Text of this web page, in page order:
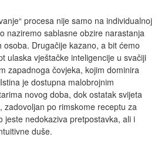
procesa nije samo na individualnoj
naziremo sablasne obzire narastanja
Drugačije kazano, a bit ćemo
ulaska vještačke inteligencije u svačiji
zapadnoga čovjeka, kojim dominira
je dostupna malobrojnim
novog doba, dok ostatak svijeta
zadovoljan po rimskome receptu za
jeste nedokaziva pretpostavka, ali i
duše.